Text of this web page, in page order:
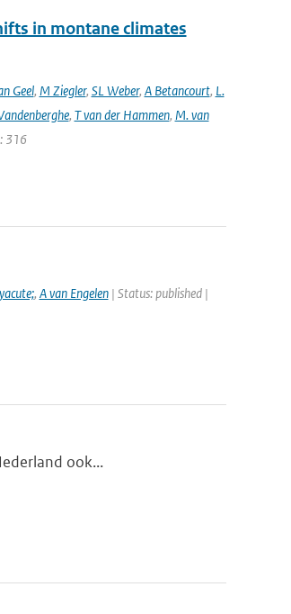
in montane climates
Geel, M Ziegler, SL Weber, A Betancourt, L.
, T van der Hammen, M. van
316
, A van Engelen| Status: published |
ook...